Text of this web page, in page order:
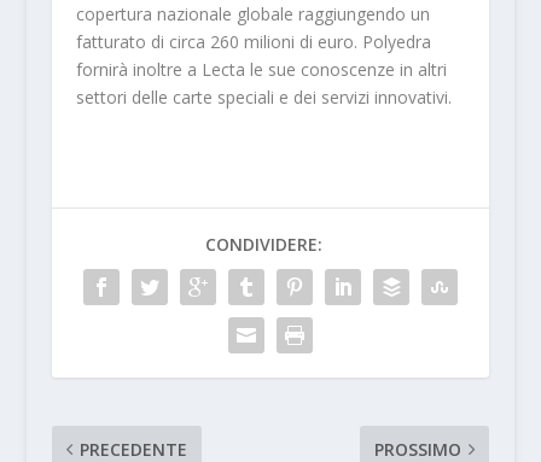
copertura nazionale globale raggiungendo un
fatturato di circa 260 milioni di euro. Polyedra
fornirà inoltre a Lecta le sue conoscenze in altri
settori delle carte speciali e dei servizi innovativi.
CONDIVIDERE:
PRECEDENTE PROSSIMO